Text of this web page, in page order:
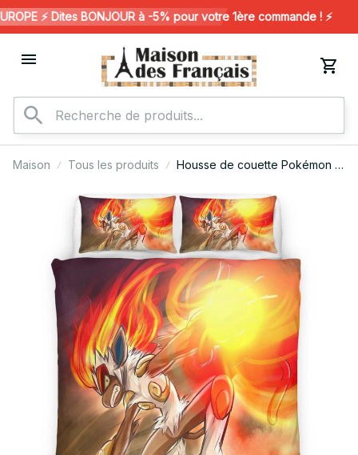
⚡️ Dites BONJOUR à -5% pour votre 1ère commande ! ⚡️
Maison Tous les produits
Housse de couette Pokémon –